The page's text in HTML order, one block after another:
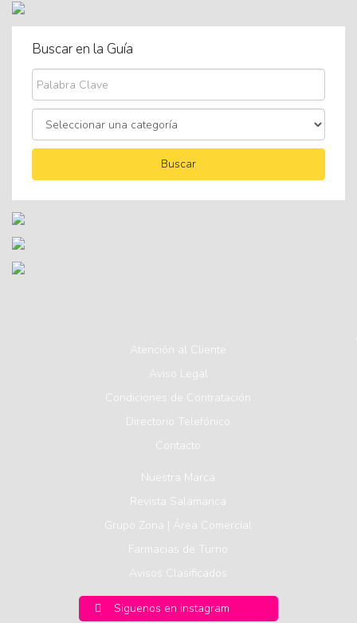
Buscar en la Guía
Atención al Cliente
Aviso Legal
Condiciones de Contratación
Directorio Telefónico
Contacto
Nuestra Marca
Revista Salamanca
Grupo Zona | Área Comercial
Farmacias de Turno
Avisos Clasificados
Siguenos en instagram